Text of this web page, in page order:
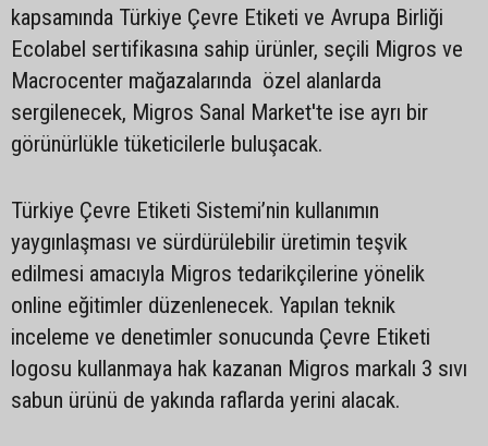
kapsamında Türkiye Çevre Etiketi ve Avrupa Birliği
Ecolabel sertifikasına sahip ürünler, seçili Migros ve
Macrocenter mağazalarında özel alanlarda
sergilenecek, Migros Sanal Market'te ise ayrı bir
görünürlükle tüketicilerle buluşacak.
Türkiye Çevre Etiketi Sistemi’nin kullanımın
yaygınlaşması ve sürdürülebilir üretimin teşvik
edilmesi amacıyla Migros tedarikçilerine yönelik
online eğitimler düzenlenecek. Yapılan teknik
inceleme ve denetimler sonucunda Çevre Etiketi
logosu kullanmaya hak kazanan Migros markalı 3 sıvı
sabun ürünü de yakında raflarda yerini alacak.